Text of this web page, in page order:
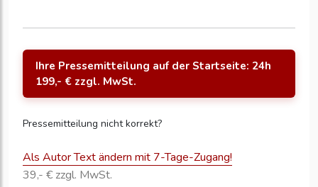
Ihre Pressemitteilung auf der Startseite: 24h
199,- € zzgl. MwSt.
Pressemitteilung nicht korrekt?
Als Autor Text ändern mit 7-Tage-Zugang!
39,- € zzgl. MwSt.